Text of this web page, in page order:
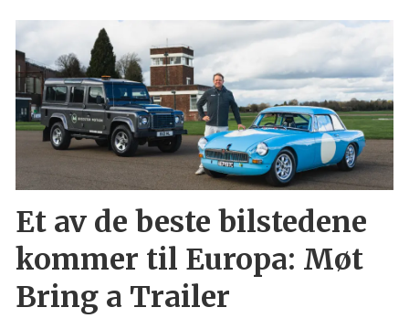
Et av de beste bilstedene
kommer til Europa: Møt
Bring a Trailer